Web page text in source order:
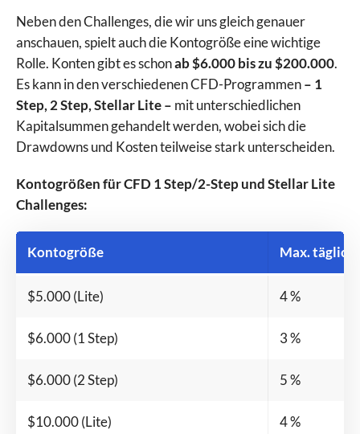
Neben den Challenges, die wir uns gleich genauer
anschauen, spielt auch die Kontogröße eine wichtige
Rolle. Konten gibt es schonab $6.000 bis zu $200.000.
Es kann in den verschiedenen CFD-Programmen– 1
Step, 2 Step, Stellar Lite – mit unterschiedlichen
Kapitalsummen gehandelt werden, wobei sich die
Drawdowns und Kosten teilweise stark unterscheiden.
Kontogrößen für CFD 1 Step/2-Step und Stellar Lite
Challenges:
Kontogröße Max.
$5.000 (Lite) 4 %
$6.000 (1 Step) 3 %
$6.000 (2 Step) 5 %
$10.000 (Lite) 4 %